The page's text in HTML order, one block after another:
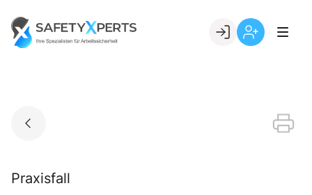
content
Go to landing page.
Praxisfall